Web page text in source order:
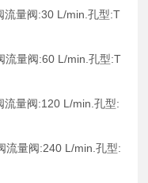
流量阀:30 L/min.孔型:T
流量阀:60 L/min.孔型:T
流量阀:120 L/min.孔型:
流量阀:240 L/min.孔型: